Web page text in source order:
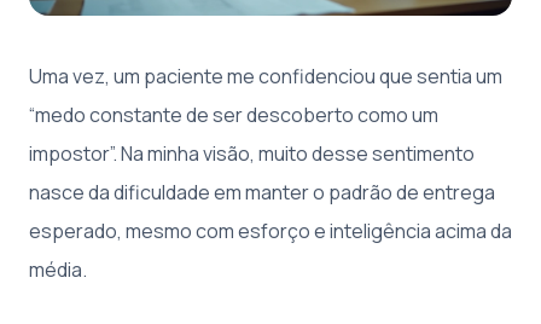
Uma vez, um paciente me confidenciou que sentia um
“medo constante de ser descoberto como um
impostor”. Na minha visão, muito desse sentimento
nasce da dificuldade em manter o padrão de entrega
esperado, mesmo com esforço e inteligência acima da
média.